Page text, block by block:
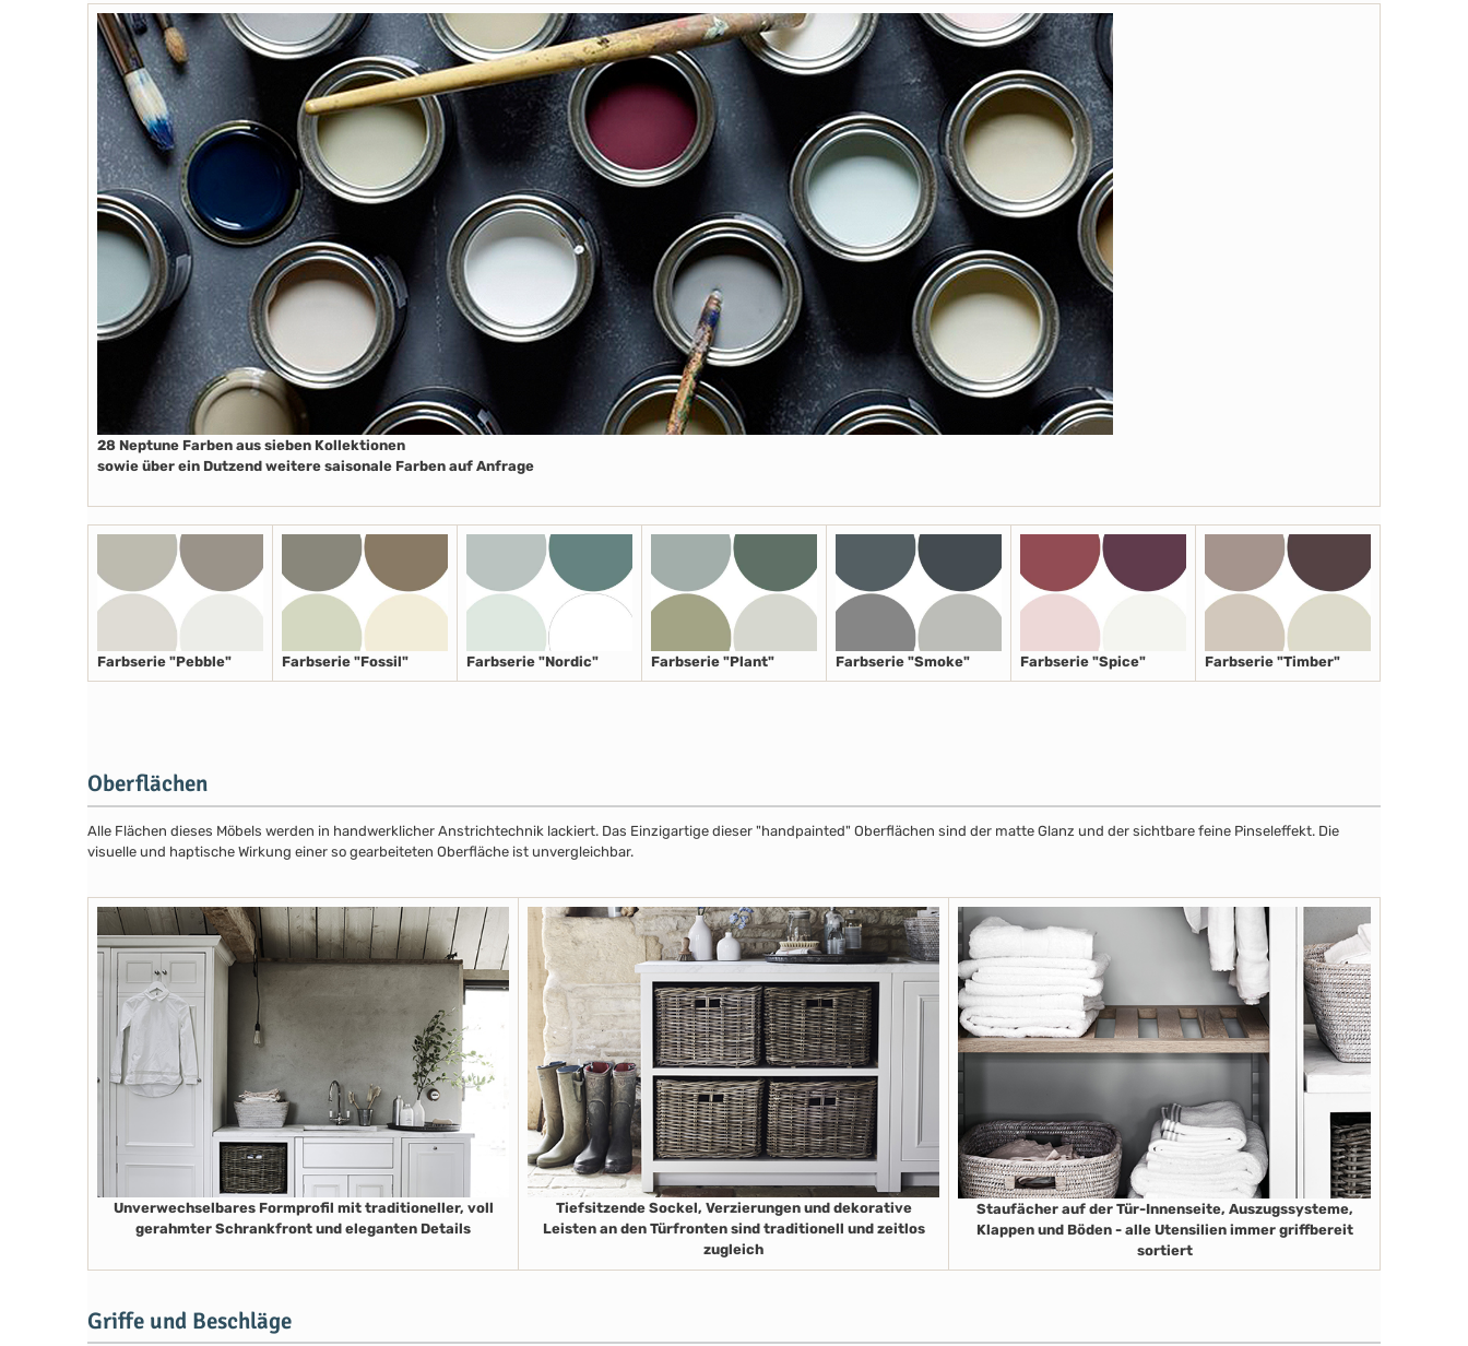
28 Neptune Farben aus sieben Kollektionen
sowie über ein Dutzend weitere saisonale Farben auf Anfrage
Farbserie "Pebble" Farbserie "Fossil" Farbserie "Nordic" Farbserie "Plant" Farbserie "Smoke" Farbserie "Spice" Farbserie "Timber"
Oberflächen
Alle Flächen dieses Möbels werden in handwerklicher Anstrichtechnik lackiert. Das Einzigartige dieser "handpainted" Oberflächen sind der matte Glanz und der sichtbare feine Pinseleffekt. Die
visuelle und haptische Wirkung einer so gearbeiteten Oberfläche ist unvergleichbar.
Unverwechselbares Formprofil mit traditioneller, voll
gerahmter Schrankfront und eleganten Details
Tiefsitzende Sockel, Verzierungen und dekorative
Leisten an den Türfronten sind traditionell und zeitlos
zugleich
Staufächer auf der Tür-Innenseite, Auszugssysteme,
Klappen und Böden - alle Utensilien immer griffbereit
sortiert
Griffe und Beschläge